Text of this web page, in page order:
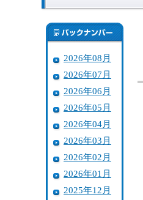
2026年08月
2026年07月
2026年06月
2026年05月
2026年04月
2026年03月
2026年02月
2026年01月
2025年12月